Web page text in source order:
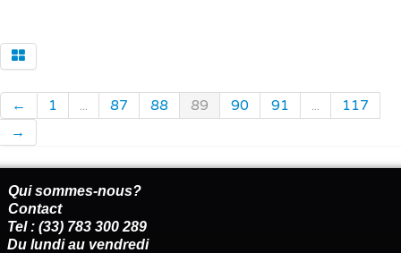
← 1 ... 87 88 89 90 91 ...
117
→
Qui sommes-nous?
Contact
Tel : (33) 783 300 289
Du lundi au vendredi